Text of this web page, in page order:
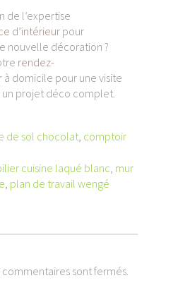
de l’expertise
d’intérieurpour
nouvelle décoration ?
rendez-
à domicile pour une visite
projet déco complet.
de sol chocolat comptoir
cuisine laqué blanc mur
plan de travail wengé
sont fermés.